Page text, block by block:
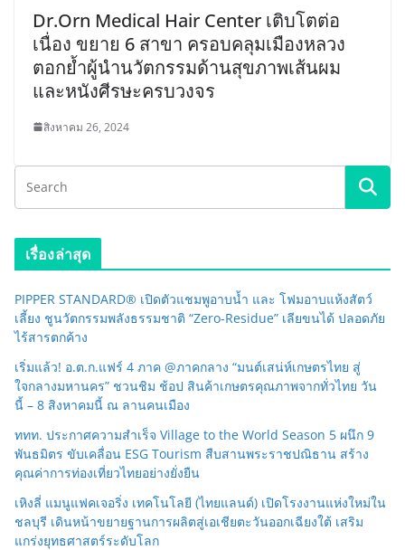
Dr.Orn Medical Hair Center เติบโตต่อ
เนื่อง ขยาย 6 สาขา ครอบคลุมเมืองหลวง
ตอกย้ำผู้นำนวัตกรรมด้านสุขภาพเส้นผม
และหนังศีรษะครบวงจร
สิงหาคม 26, 2024
เรื่องล่าสุด
PIPPER STANDARD® เปิดตัวแชมพูอาบน้ำ และ โฟมอาบแห้งสัตว์
เลี้ยง ชูนวัตกรรมพลังธรรมชาติ “Zero-Residue” เลียขนได้ ปลอดภัย
ไร้สารตกค้าง
เริ่มแล้ว! อ.ต.ก.แฟร์ 4 ภาค @ภาคกลาง “มนต์เสน่ห์เกษตรไทย สู่
ใจกลางมหานคร” ชวนชิม ช้อป สินค้าเกษตรคุณภาพจากทั่วไทย วัน
นี้ – 8 สิงหาคมนี้ ณ ลานคนเมือง
ททท. ประกาศความสำเร็จ Village to the World Season 5 ผนึก 9
พันธมิตร ขับเคลื่อน ESG Tourism สืบสานพระราชปณิธาน สร้าง
คุณค่าการท่องเที่ยวไทยอย่างยั่งยืน
เหิงลี่ แมนูแฟคเจอริ่ง เทคโนโลยี (ไทยแลนด์) เปิดโรงงานแห่งใหม่ใน
ชลบุรี เดินหน้าขยายฐานการผลิตสู่เอเชียตะวันออกเฉียงใต้ เสริม
แกร่งยุทธศาสตร์ระดับโลก